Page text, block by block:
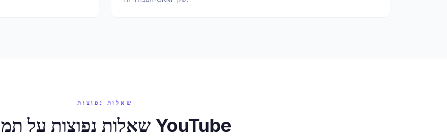
שאלות נפוצות
שאלות נפוצות על תמלול YouTube